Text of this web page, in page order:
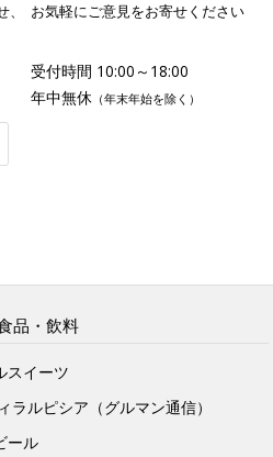
お気軽にご意見をお寄せください
受付時間 10:00～18:00
年中無休 （年末年始を除く）
品・飲料
スイーツ
ラルピシア（グルマン通信）
ール